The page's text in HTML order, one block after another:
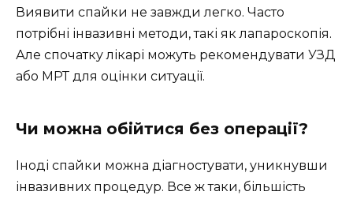
Виявити спайки не завжди легко. Часто
потрібні інвазивні методи, такі як лапароскопія.
Але спочатку лікарі можуть рекомендувати УЗД
або МРТ для оцінки ситуації.
Чи можна обійтися без операції?
Іноді спайки можна діагностувати, уникнувши
інвазивних процедур. Все ж таки, більшість